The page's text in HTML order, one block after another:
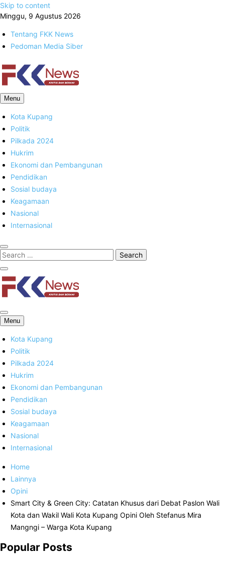
Skip to content
Minggu, 9 Agustus 2026
Tentang FKK News
Pedoman Media Siber
FKK News
Menu
Kota Kupang
Politik
Pilkada 2024
Hukrim
Ekonomi dan Pembangunan
Pendidikan
Sosial budaya
Keagamaan
Nasional
Internasional
FKK News
Menu
Kota Kupang
Politik
Pilkada 2024
Hukrim
Ekonomi dan Pembangunan
Pendidikan
Sosial budaya
Keagamaan
Nasional
Internasional
Home
Lainnya
Opini
Smart City & Green City: Catatan Khusus dari Debat Paslon Wali
Kota dan Wakil Wali Kota Kupang Opini Oleh Stefanus Mira
Mangngi – Warga Kota Kupang
Popular Posts